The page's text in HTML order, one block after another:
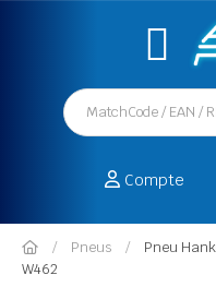
Compte
Pneus
Pneu
W462